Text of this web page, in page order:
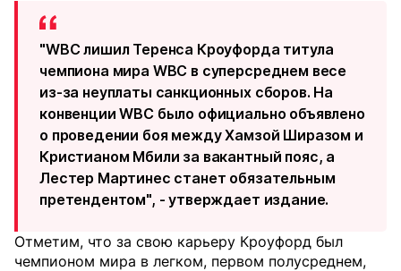
"WBC лишил Теренса Кроуфорда титула
чемпиона мира WBC в суперсреднем весе
из-за неуплаты санкционных сборов. На
конвенции WBC было официально объявлено
о проведении боя между Хамзой Ширазом и
Кристианом Мбили за вакантный пояс, а
Лестер Мартинес станет обязательным
претендентом", - утверждает издание.
Отметим, что за свою карьеру Кроуфорд был
чемпионом мира в легком, первом полусреднем,